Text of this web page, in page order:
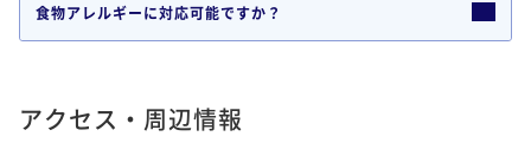
食物アレルギーに対応可能ですか？
アクセス・周辺情報